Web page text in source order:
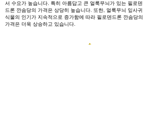
서 수요가 높습니다. 특히 아름답고 큰 얼룩무늬가 있는 필로덴
드론 깐솜당의 가격은 상당히 높습니다. 또한, 얼룩무늬 잎사귀
식물의 인기가 지속적으로 증가함에 따라 필로덴드론 깐솜당의
가격은 더욱 상승하고 있습니다.